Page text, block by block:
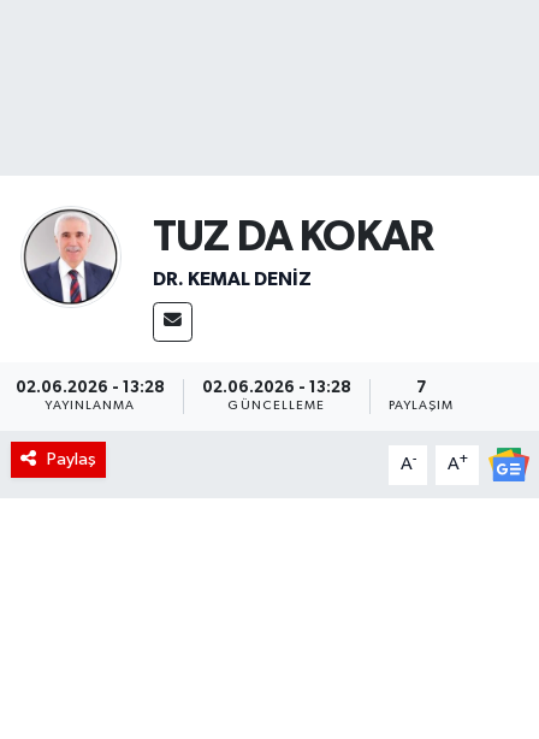
TUZ DA KOKAR
DR. KEMAL DENIZ
02.06.2026 - 13:28
YAYINLANMA
02.06.2026 - 13:28
GÜNCELLEME
7
PAYLAŞIM
Paylaş A- A+
Spor
Yaşam